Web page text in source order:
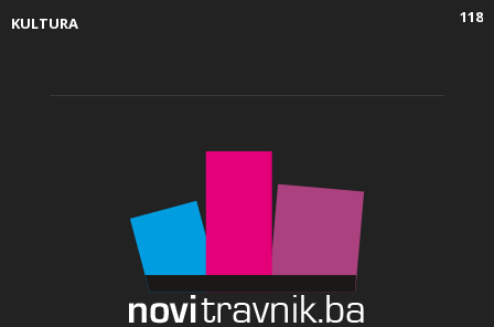
KULTURA
118